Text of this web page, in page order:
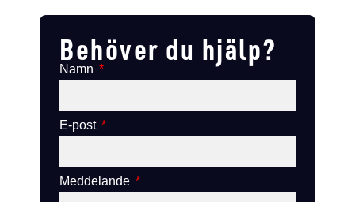
Behöver du hjälp?
Namn
E-post
Meddelande